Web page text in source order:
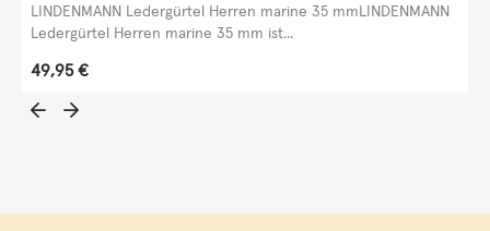
LINDENMANN Ledergürtel Herren marine 35 mmLINDENMANN
Ledergürtel Herren marine 35 mm ist...
Regulärer Preis:
49,95 €